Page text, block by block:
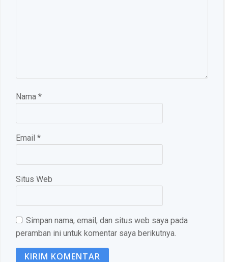
Nama *
Email *
Situs Web
Simpan nama, email, dan situs web saya pada
peramban ini untuk komentar saya berikutnya.